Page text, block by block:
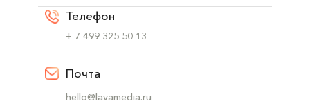
Телефон
+ 7 499 325 50 13
Почта
hello@lavamedia.ru